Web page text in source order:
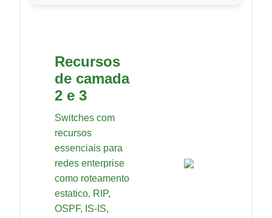
Recursos
de camada
2 e 3
Switches com
recursos
essenciais para
redes enterprise
como roteamento
estatico, RIP,
OSPF, IS-IS,